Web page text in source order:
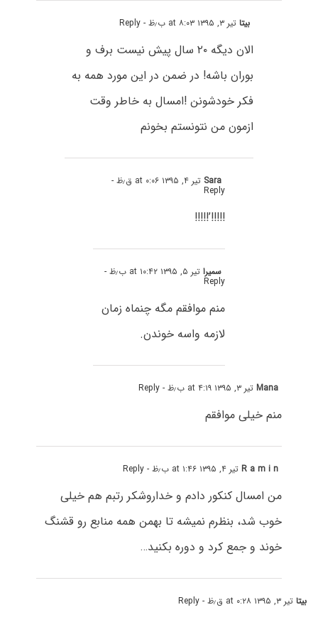
بیتاتیر ۳, ۱۳۹۵ at ۸:۰۳ ب٫ظ - Reply
الان دیگه ۲۰ سال پیش نیست برف و
بوران باشه! در ضمن در این مورد همه به
فکر خودشونن !امسال به خاطر وقت
ازمون من نتونستم بخونم
Sara تیر ۴, ۱۳۹۵ at ۰:۰۶ ق٫ظ -
Reply
!!!!!’!!!!!
سمیراتیر ۵, ۱۳۹۵ at ۱۰:۴۲ ب٫ظ -
Reply
منم موافقم مگه چنماه زمان
لازمه واسه خوندن.
Manaتیر ۳, ۱۳۹۵ at ۴:۱۹ ب٫ظ - Reply
منم خیلی موافقم
R a m i nتیر ۴, ۱۳۹۵ at ۱:۴۶ ب٫ظ - Reply
من امسال کنکور دادم و خداروشکر رتبم هم خیلی
خوب شد، بنظرم نمیشه تا بهمن همه منابع رو قشنگ
خوند و جمع کرد و دوره بکنید…
بیتاتیر ۳, ۱۳۹۵ at ۰:۲۸ ق٫ظ - Reply